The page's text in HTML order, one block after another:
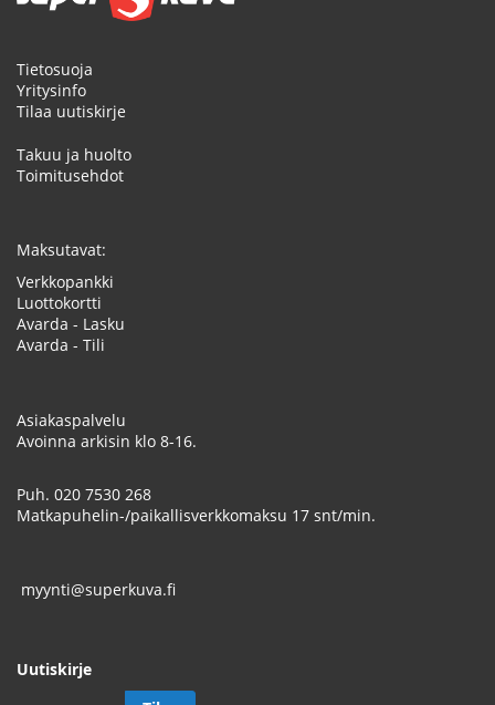
Tietosuoja
Yritysinfo
Tilaa uutiskirje
Takuu ja huolto
Toimitusehdot
Maksutavat:
Verkkopankki
Luottokortti
Avarda - Lasku
Avarda - Tili
Asiakaspalvelu
Avoinna arkisin klo 8-16.
Puh. 020 7530 268
Matkapuhelin-/paikallisverkkomaksu 17 snt/min.
myynti@superkuva.fi
Uutiskirje